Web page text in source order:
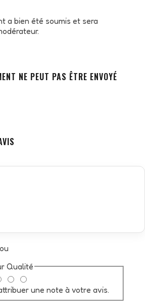
a bien été soumis et sera
NE PEUT PAS ÊTRE ENVOYÉ
Qualité
une note à votre avis.